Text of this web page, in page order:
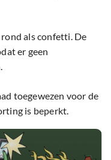
als confetti. De
er geen
toegewezen voor de
is beperkt.